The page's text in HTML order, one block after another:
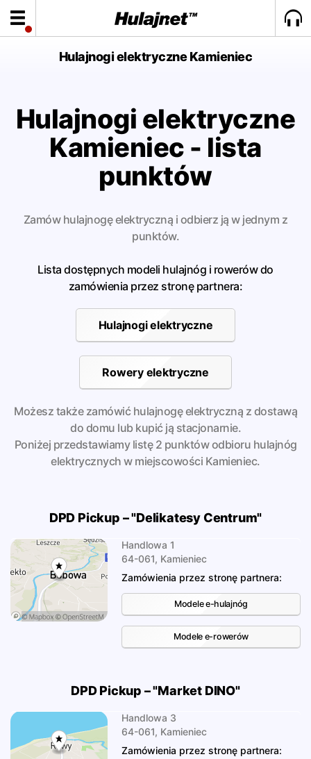
Hulajnogi elektryczne Kamieniec
Hulajnogi elektryczne
Kamieniec - lista
punktów
Zamów hulajnogę elektryczną i odbierz ją w jednym z
punktów.
Lista dostępnych modeli hulajnóg i rowerów do
zamówienia przez stronę partnera:
Hulajnogi elektryczne
Rowery elektryczne
Możesz także zamówić hulajnogę elektryczną z dostawą
do domu lub kupić ją stacjonarnie.
Poniżej przedstawiamy listę 2 punktów odbioru hulajnóg
elektrycznych w miejscowości Kamieniec.
DPD Pickup – "Delikatesy Centrum"
Handlowa 1
64-061, Kamieniec
Zamówienia przez stronę partnera:
Modele e-hulajnóg
Modele e-rowerów
DPD Pickup – "Market DINO"
Handlowa 3
64-061, Kamieniec
Zamówienia przez stronę partnera: